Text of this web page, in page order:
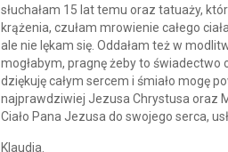
słuchałam 15 lat temu oraz tatuaży,
krążenia, czułam mrowienie całego
ale nie lękam się. Oddałam też w
mogłabym, pragnę żeby to świadectwo
dziękuję całym sercem i śmiało mogę
najprawdziwiej Jezusa Chrystusa oraz
Ciało Pana Jezusa do swojego serca,
Klaudia.